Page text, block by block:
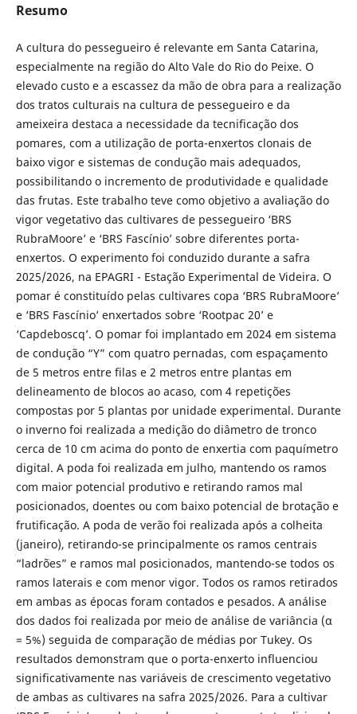
Resumo
A cultura do pessegueiro é relevante em Santa Catarina,
especialmente na região do Alto Vale do Rio do Peixe. O
elevado custo e a escassez da mão de obra para a realização
dos tratos culturais na cultura de pessegueiro e da
ameixeira destaca a necessidade da tecnificação dos
pomares, com a utilização de porta-enxertos clonais de
baixo vigor e sistemas de condução mais adequados,
possibilitando o incremento de produtividade e qualidade
das frutas. Este trabalho teve como objetivo a avaliação do
vigor vegetativo das cultivares de pessegueiro ‘BRS
RubraMoore’ e ‘BRS Fascínio’ sobre diferentes porta-
enxertos. O experimento foi conduzido durante a safra
2025/2026, na EPAGRI - Estação Experimental de Videira. O
pomar é constituído pelas cultivares copa ‘BRS RubraMoore’
e ‘BRS Fascínio’ enxertados sobre ‘Rootpac 20’ e
‘Capdeboscq’. O pomar foi implantado em 2024 em sistema
de condução “Y” com quatro pernadas, com espaçamento
de 5 metros entre filas e 2 metros entre plantas em
delineamento de blocos ao acaso, com 4 repetições
compostas por 5 plantas por unidade experimental. Durante
o inverno foi realizada a medição do diâmetro de tronco
cerca de 10 cm acima do ponto de enxertia com paquímetro
digital. A poda foi realizada em julho, mantendo os ramos
com maior potencial produtivo e retirando ramos mal
posicionados, doentes ou com baixo potencial de brotação e
frutificação. A poda de verão foi realizada após a colheita
(janeiro), retirando-se principalmente os ramos centrais
“ladrões” e ramos mal posicionados, mantendo-se todos os
ramos laterais e com menor vigor. Todos os ramos retirados
em ambas as épocas foram contados e pesados. A análise
dos dados foi realizada por meio de análise de variância (α
= 5%) seguida de comparação de médias por Tukey. Os
resultados demonstram que o porta-enxerto influenciou
significativamente nas variáveis de crescimento vegetativo
de ambas as cultivares na safra 2025/2026. Para a cultivar